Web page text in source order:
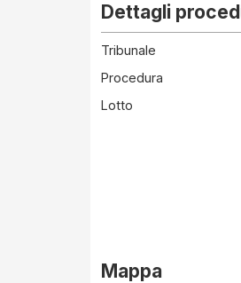
Dettagli
Tribunale
Procedura
Lotto
Mappa